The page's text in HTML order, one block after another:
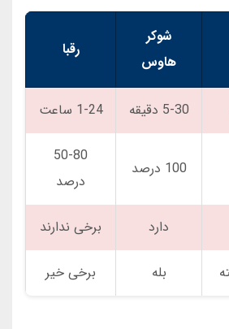
شوکر
هاوس
رقبا
5-30 دقیقه 1-24 ساعت
100 درصد
50-80
درصد
دارد برخی ندارند
بله برخی خیر